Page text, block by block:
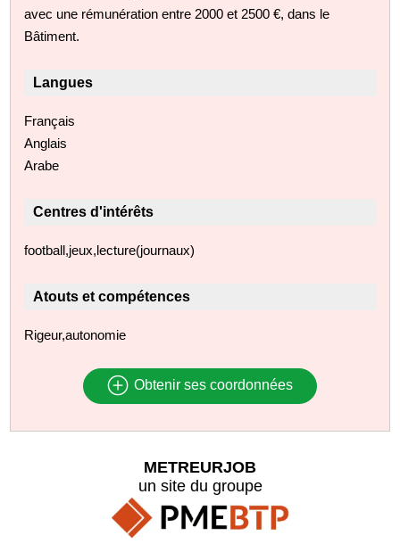
avec une rémunération entre 2000 et 2500 €, dans le
Bâtiment.
Langues
Français
Anglais
Arabe
Centres d'intérêts
football,jeux,lecture(journaux)
Atouts et compétences
Rigeur,autonomie
Obtenir ses coordonnées
METREURJOB
un site du groupe